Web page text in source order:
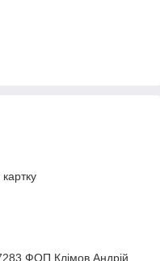
ФОП Клімов Андрій